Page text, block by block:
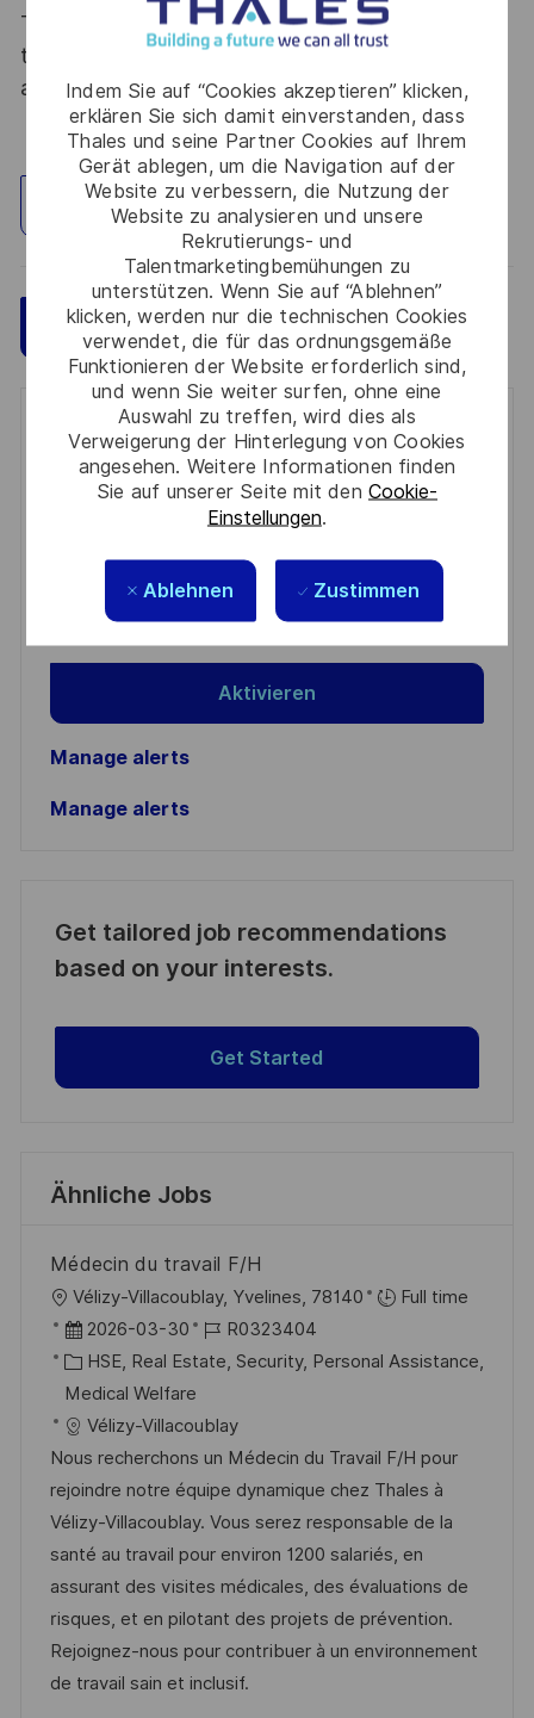
Indem Sie auf “Cookies akzeptieren” klicken,
erklären Sie sich damit einverstanden, dass
Thales und seine Partner Cookies auf Ihrem
Gerät ablegen, um die Navigation auf der
Website zu verbessern, die Nutzung der
Website zu analysieren und unsere
Rekrutierungs- und
Talentmarketingbemühungen zu
unterstützen. Wenn Sie auf “Ablehnen”
klicken, werden nur die technischen Cookies
verwendet, die für das ordnungsgemäße
Funktionieren der Website erforderlich sind,
und wenn Sie weiter surfen, ohne eine
Auswahl zu treffen, wird dies als
Verweigerung der Hinterlegung von Cookies
angesehen. Weitere Informationen finden
Sie auf unserer Seite mit den Cookie-
Einstellungen.
Ablehnen Zustimmen
Thales, entreprise Handi-Engagée, reconnait
tous les talents. La diversité est notre meilleur
atout. Postulez et rejoignez nous !
Standort erkunden
Jetzt bewerben Speichern
Get notified for similar jobs
You'll receive updates once a week
(Required)
Prüfen Sie die Bedingungen für die Verarbeitung
Aktivieren
Manage alerts
Manage alerts
Get tailored job recommendations
based on your interests.
Get Started
Ähnliche Jobs
Médecin du travail F/H
O
r
t
Vélizy-Villacoublay, Yvelines, 78140
Full time
D
a
t
u
m
d
e
r
V
e
r
ö
2026-03-30
J
o
-
I
D
R0323404
K
a
t
e
g
o
r
i
e
HSE, Real Estate, Security, Personal Assistance,
Medical Welfare
Vélizy-Villacoublay
Nous recherchons un Médecin du Travail F/H pour
rejoindre notre équipe dynamique chez Thales à
Vélizy-Villacoublay. Vous serez responsable de la
santé au travail pour environ 1200 salariés, en
assurant des visites médicales, des évaluations de
risques, et en pilotant des projets de prévention.
Rejoignez-nous pour contribuer à un environnement
de travail sain et inclusif.